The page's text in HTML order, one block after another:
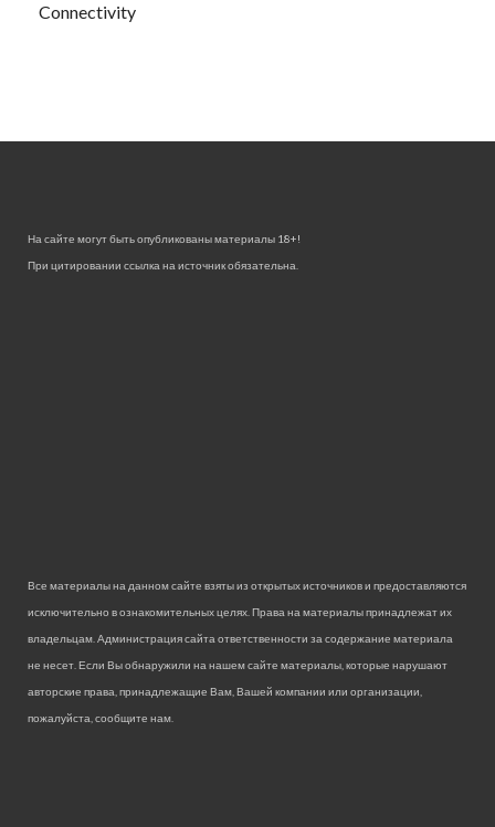
Connectivity
На сайте могут быть опубликованы материалы 18+!
При цитировании ссылка на источник обязательна.
Все материалы на данном сайте взяты из открытых источников и предоставляются
исключительно в ознакомительных целях. Права на материалы принадлежат их
владельцам. Администрация сайта ответственности за содержание материала
не несет. Если Вы обнаружили на нашем сайте материалы, которые нарушают
авторские права, принадлежащие Вам, Вашей компании или организации,
пожалуйста, сообщите нам.